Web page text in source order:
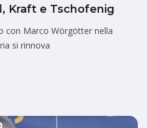
Kraft e Tschofenig
con Marco Wörgötter nella
si rinnova